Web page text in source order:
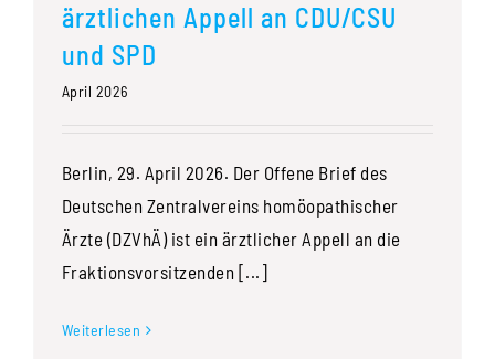
ärztlichen Appell an CDU/CSU
und SPD
April 2026
Berlin, 29. April 2026. Der Offene Brief des
Deutschen Zentralvereins homöopathischer
Ärzte (DZVhÄ) ist ein ärztlicher Appell an die
Fraktionsvorsitzenden [...]
Weiterlesen